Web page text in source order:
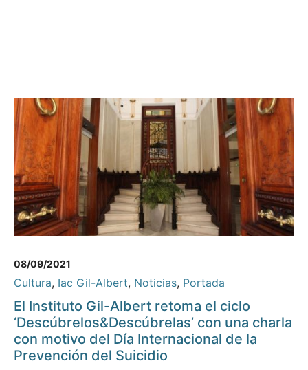
08/09/2021
Cultura, Iac Gil-Albert, Noticias, Portada
El Instituto Gil-Albert retoma el ciclo
‘Descúbrelos&Descúbrelas’ con una charla
con motivo del Día Internacional de la
Prevención del Suicidio